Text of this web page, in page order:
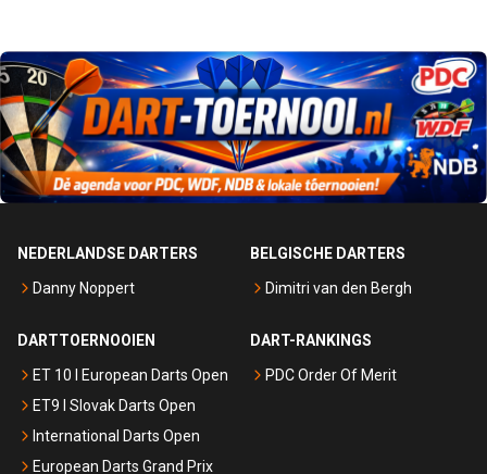
NEDERLANDSE DARTERS
Danny Noppert
BELGISCHE DARTERS
Dimitri van den Bergh
DARTTOERNOOIEN
ET 10 I European Darts Open
ET9 I Slovak Darts Open
International Darts Open
European Darts Grand Prix
DART-RANKINGS
PDC Order Of Merit